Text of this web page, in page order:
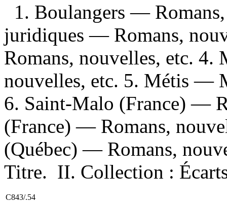
1. Boulangers —
juridiques — Romans,
Romans, nouvelles, etc.
nouvelles, etc. 5. Métis —
6. Saint-Malo (France) —
(France) — Romans,
(Québec) — Romans,
Titre. II. Collection :
C843/.54